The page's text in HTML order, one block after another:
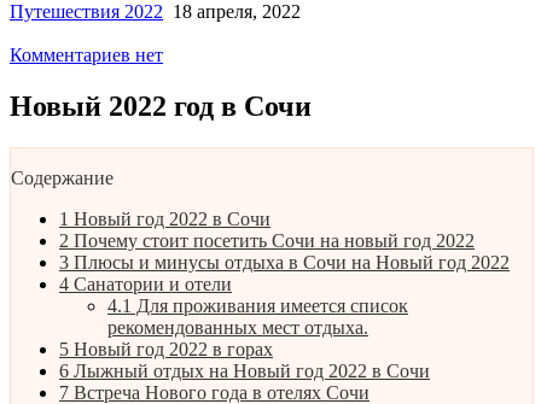
Путешествия 2022 18 апреля, 2022
Комментариев нет
Новый 2022 год в Сочи
Содержание
1 Новый год 2022 в Сочи
2 Почему стоит посетить Сочи на новый год 2022
3 Плюсы и минусы отдыха в Сочи на Новый год 2022
4 Санатории и отели
4.1 Для проживания имеется список
рекомендованных мест отдыха.
5 Новый год 2022 в горах
6 Лыжный отдых на Новый год 2022 в Сочи
7 Встреча Нового года в отелях Сочи